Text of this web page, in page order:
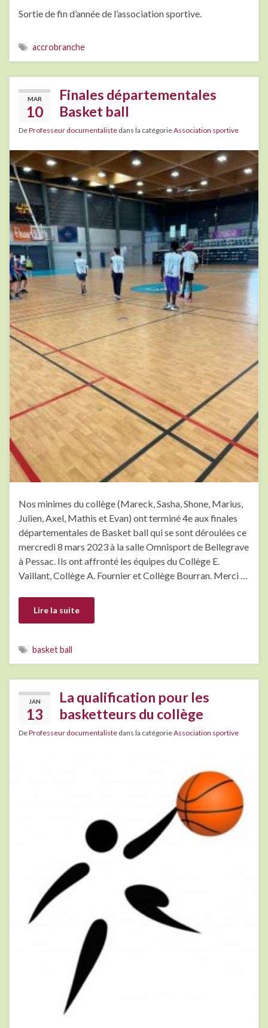
Sortie de fin d’année de l’association sportive.
accrobranche
MAR
10
Finales départementales
Basket ball
DeProfesseur documentaliste dans la catégorieAssociation sportive
Nos minimes du collège (Mareck, Sasha, Shone, Marius,
Julien, Axel, Mathis et Evan) ont terminé 4e aux finales
départementales de Basket ball qui se sont déroulées ce
mercredi 8 mars 2023 à la salle Omnisport de Bellegrave
à Pessac. Ils ont affronté les équipes du Collège E.
Vaillant, Collège A. Fournier et Collège Bourran. Merci …
Lire la suite
basket ball
JAN
13
La qualification pour les
basketteurs du collège
DeProfesseur documentaliste dans la catégorieAssociation sportive